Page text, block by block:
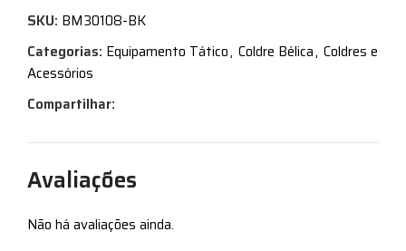
SKU: BM30108-BK
Categorias: Equipamento Tático, Coldre Bélica, Coldres e
Acessórios
Compartilhar:
Avaliações
Não há avaliações ainda.